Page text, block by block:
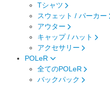
Tシャツ
スウェット / パーカー
アウター
キャップ / ハット
アクセサリー
POLeR
全てのPOLeR
バックパック